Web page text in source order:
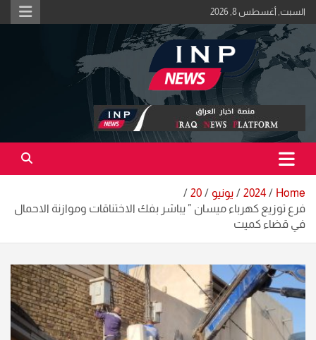
Skip
to
content
السبت, أغسطس 8, 2026
منصة اخبار العراق
اكبر منصة خبرية في العراق | #الحقيقة_اولاً
Home
2024 يونيو
20
فرع توزيع كهرباء ميسان ” يباشر بفك الاختناقات وموازنة الاحمال
في قضاء كميت